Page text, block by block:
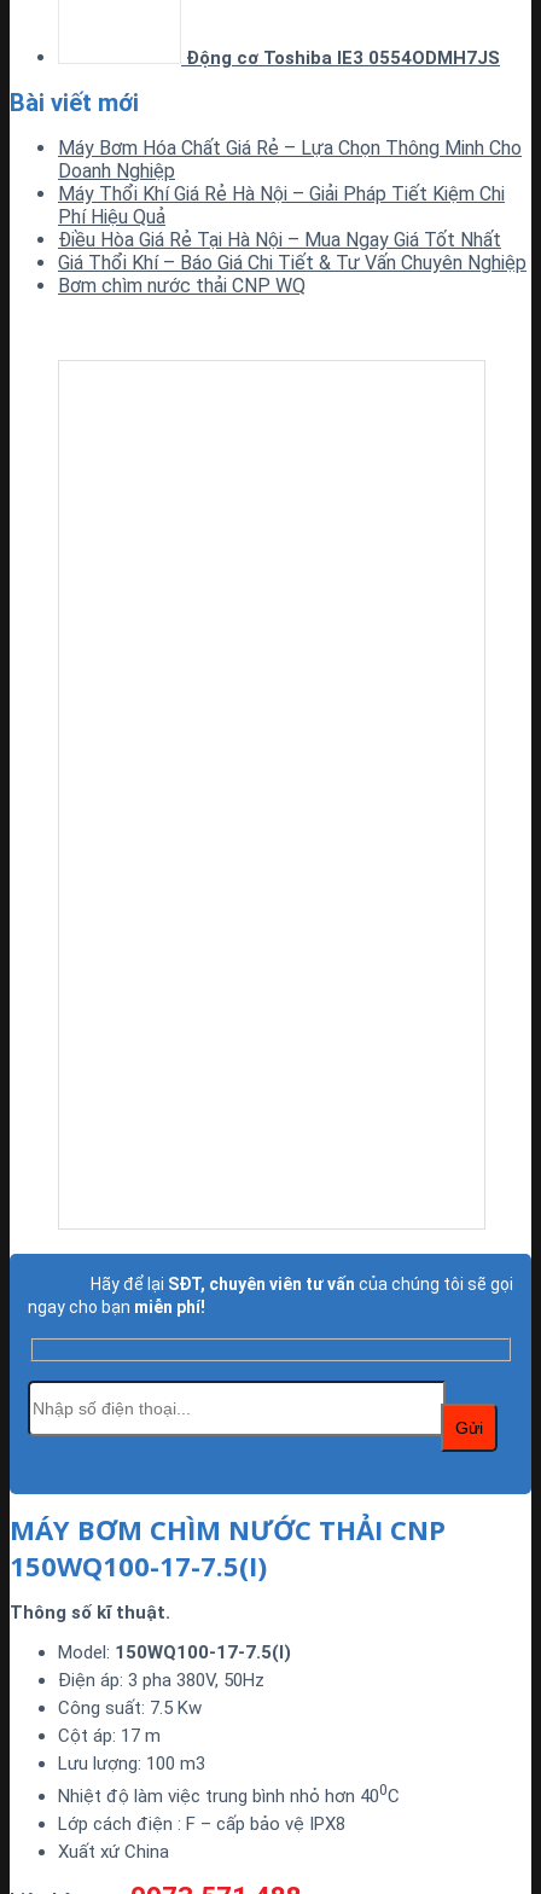
Động cơ Toshiba IE3 0554ODMH7JS
Bài viết mới
Máy Bơm Hóa Chất Giá Rẻ – Lựa Chọn Thông Minh Cho
Doanh Nghiệp
Máy Thổi Khí Giá Rẻ Hà Nội – Giải Pháp Tiết Kiệm Chi
Phí Hiệu Quả
Điều Hòa Giá Rẻ Tại Hà Nội – Mua Ngay Giá Tốt Nhất
Giá Thổi Khí – Báo Giá Chi Tiết & Tư Vấn Chuyên Nghiệp
Bơm chìm nước thải CNP WQ
Hãy để lại SĐT, chuyên viên tư vấn của chúng tôi sẽ gọi
ngay cho bạn miễn phí!
MÁY BƠM CHÌM NƯỚC THẢI CNP
150WQ100-17-7.5(I)
Thông số kĩ thuật.
Model: 150WQ100-17-7.5(I)
Điện áp: 3 pha 380V, 50Hz
Công suất: 7.5 Kw
Cột áp: 17 m
Lưu lượng: 100 m3
Nhiệt độ làm việc trung bình nhỏ hơn 400C
Lớp cách điện : F – cấp bảo vệ IPX8
Xuất xứ China